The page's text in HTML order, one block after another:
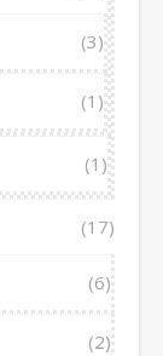
(3)
(1)
(1)
(17)
(6)
(2)